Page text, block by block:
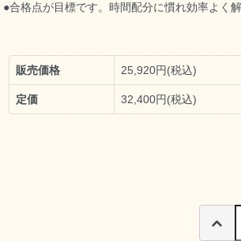
●合格点が目標です。時間配分に慣れ効率よく解
販売価格 25,920円(税込)
定価 32,400円(税込)